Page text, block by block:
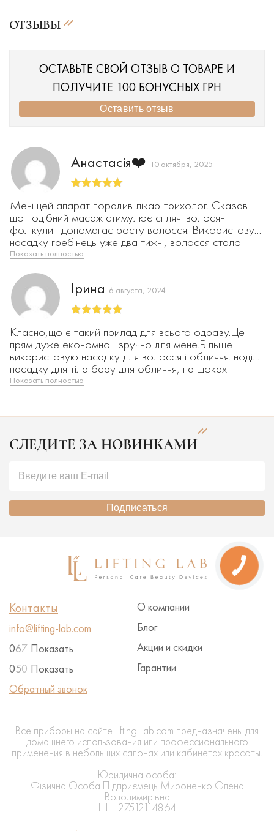
ОТЗЫВЫ
ОСТАВЬТЕ СВОЙ ОТЗЫВ О ТОВАРЕ И
ПОЛУЧИТЕ 100 БОНУСНЫХ ГРН
Оставить отзыв
Анастасія❤️ 10 октября, 2025
5
Мені цей апарат порадив лікар-трихолог. Сказав
що подібний масаж стимулює сплячі волосяні
фолікули і допомагає росту волосся. Використовую
насадку гребінець уже два тижні, волосся стало
блискучішим, менше випадає. Дуже приємне відчуття
ефект реально є. Дякую 😘
Показать полностью
Ірина 6 августа, 2024
5
Класно,що є такий прилад для всього одразу.Це
прям дуже економно і зручно для мене.Більше
використовую насадку для волосся і обличчя.Іноді
насадку для тіла беру для обличчя, на щоках
мікроструми з нею краще відчувається.
Показать полностью
СЛЕДИТЕ ЗА НОВИНКАМИ
Подписаться
О компании
Блог
Акции и скидки
Гарантии
Контакты
info@lifting-lab.com
067 Показать
050 Показать
Обратный звонок
Все приборы на сайте Lifting-Lab.com предназначены для
домашнего использования или профессионального
применения в небольших салонах или кабинетах красоты.
Юридична особа:
Фізична Особа Підприємець Мироненко Олена
Володимирівна
ІНН 27512114864